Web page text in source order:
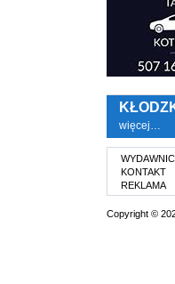
więcej…
KONTAKT
REKLAMA
Copyright ©